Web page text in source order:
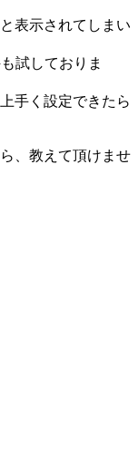
表示されてしまい
試しておりま
手く設定できたら
、教えて頂けませ